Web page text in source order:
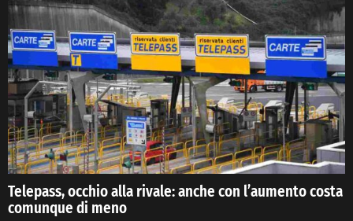
Telepass, occhio alla rivale: anche con l’aumento costa
comunque di meno